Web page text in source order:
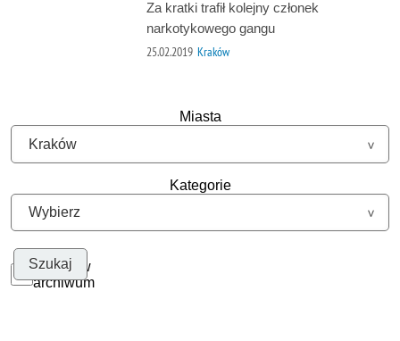
Za kratki trafił kolejny członek
narkotykowego gangu
25.02.2019 Kraków
Miasta
Kategorie
Szukaj w
archiwum